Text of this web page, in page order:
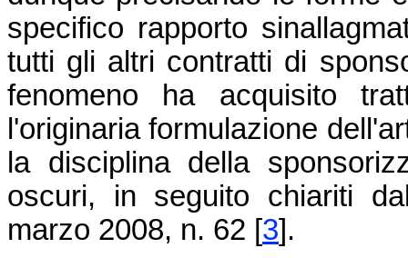
specifico rapporto
tutti gli altri contratti di
fenomeno ha acquisito
l'originaria formulazione
la disciplina della
oscuri, in seguito chiariti
marzo 2008, n. 62 [3] .